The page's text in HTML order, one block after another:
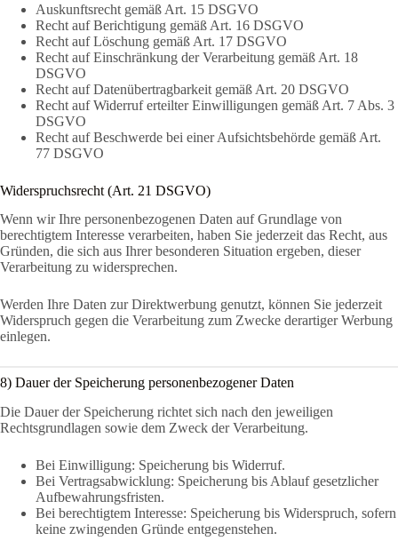
Auskunftsrecht gemäß Art. 15 DSGVO
Recht auf Berichtigung gemäß Art. 16 DSGVO
Recht auf Löschung gemäß Art. 17 DSGVO
Recht auf Einschränkung der Verarbeitung gemäß Art. 18
DSGVO
Recht auf Datenübertragbarkeit gemäß Art. 20 DSGVO
Recht auf Widerruf erteilter Einwilligungen gemäß Art. 7 Abs. 3
DSGVO
Recht auf Beschwerde bei einer Aufsichtsbehörde gemäß Art.
77 DSGVO
Widerspruchsrecht (Art. 21 DSGVO)
Wenn wir Ihre personenbezogenen Daten auf Grundlage von
berechtigtem Interesse verarbeiten, haben Sie jederzeit das Recht, aus
Gründen, die sich aus Ihrer besonderen Situation ergeben, dieser
Verarbeitung zu widersprechen.
Werden Ihre Daten zur Direktwerbung genutzt, können Sie jederzeit
Widerspruch gegen die Verarbeitung zum Zwecke derartiger Werbung
einlegen.
8) Dauer der Speicherung personenbezogener Daten
Die Dauer der Speicherung richtet sich nach den jeweiligen
Rechtsgrundlagen sowie dem Zweck der Verarbeitung.
Bei Einwilligung: Speicherung bis Widerruf.
Bei Vertragsabwicklung: Speicherung bis Ablauf gesetzlicher
Aufbewahrungsfristen.
Bei berechtigtem Interesse: Speicherung bis Widerspruch, sofern
keine zwingenden Gründe entgegenstehen.